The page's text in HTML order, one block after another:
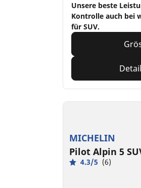
Unsere beste
Kontrolle auch bei
für SUV.
MICHELIN
Pilot Alpin 5
4.3/5 (6)